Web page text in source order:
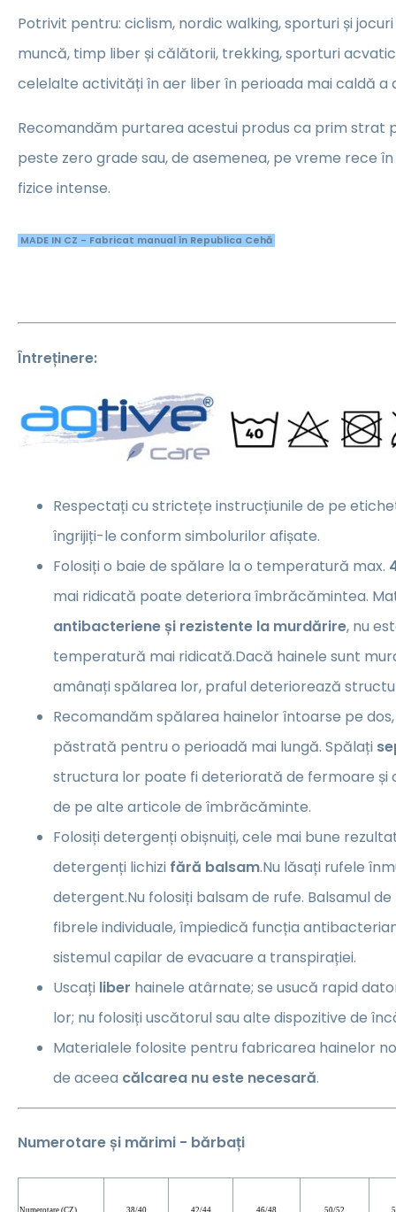
Potrivit pentru: ciclism, nordic walking, sporturi și
muncă, timp liber și călătorii, trekking, sporturi
celelalte activități în aer liber în perioada mai caldă a
Recomandăm purtarea acestui produs ca prim strat
peste zero grade sau, de asemenea, pe vreme rece
fizice intense.
MADE IN CZ - Fabricat manual în Republica Cehă
Întreținere:
Respectați cu strictețe instrucțiunile de pe
îngrijiți-le conform simbolurilor afișate.
Folosiți o baie de spălare la o temperatură max.
mai ridicată poate deteriora îmbrăcămintea.
antibacteriene și rezistente la murdărire, nu
temperatură mai ridicată.Dacă hainele sunt
amânați spălarea lor, praful deteriorează
Recomandăm spălarea hainelor întoarse pe
păstrată pentru o perioadă mai lungă. Spălați
structura lor poate fi deteriorată de fermoare
de pe alte articole de îmbrăcăminte.
Folosiți detergenți obișnuiți, cele mai bune
detergenți lichizi fără balsam.Nu lăsați rufele
detergent.Nu folosiți balsam de rufe. Balsamul
fibrele individuale, împiedică funcția
sistemul capilar de evacuare a transpirației.
Uscați liber hainele atârnate; se usucă rapid
lor; nu folosiți uscătorul sau alte dispozitive de
Materialele folosite pentru fabricarea hainelor
de aceea călcarea nu este necesară.
Numerotare și mărimi - bărbați
Numerotare (CZ) 38/40 42/44 46/48 50/52